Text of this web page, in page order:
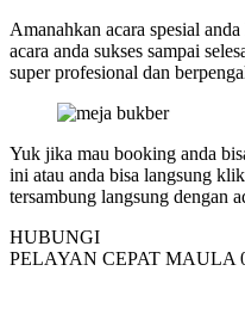
Amanahkan acara spesial
acara anda sukses sampai
super profesional dan
Yuk jika mau booking anda
ini atau anda bisa langsung
tersambung langsung dengan
HUBUNGI
PELAYAN CEPAT MAULA